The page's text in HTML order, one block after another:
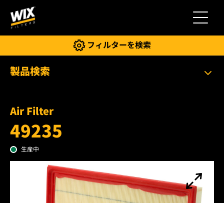
切り替え
フィルターを検索
製品検索
Air Filter
49235
生産中